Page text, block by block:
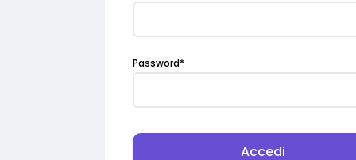
Password*
Accedi